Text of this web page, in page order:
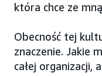
która chce ze
Obecność tej
znaczenie. Jakie
całej organizacji,